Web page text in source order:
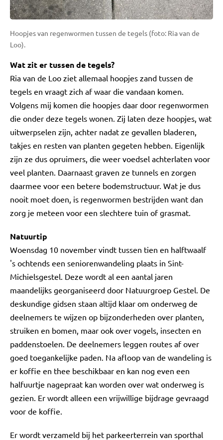
Hoopjes van regenwormen tussen de tegels (foto: Ria van de
Loo).
Wat zit er tussen de tegels?
Ria van de Loo ziet allemaal hoopjes zand tussen de
tegels en vraagt zich af waar die vandaan komen.
Volgens mij komen die hoopjes daar door regenwormen
die onder deze tegels wonen. Zij laten deze hoopjes, wat
uitwerpselen zijn, achter nadat ze gevallen bladeren,
takjes en resten van planten gegeten hebben. Eigenlijk
zijn ze dus opruimers, die weer voedsel achterlaten voor
veel planten. Daarnaast graven ze tunnels en zorgen
daarmee voor een betere bodemstructuur. Wat je dus
nooit moet doen, is regenwormen bestrijden want dan
zorg je meteen voor een slechtere tuin of grasmat.
Natuurtip
Woensdag 10 november vindt tussen tien en halftwaalf
's ochtends een seniorenwandeling plaats in Sint-
Michielsgestel. Deze wordt al een aantal jaren
maandelijks georganiseerd door Natuurgroep Gestel. De
deskundige gidsen staan altijd klaar om onderweg de
deelnemers te wijzen op bijzonderheden over planten,
struiken en bomen, maar ook over vogels, insecten en
paddenstoelen. De deelnemers leggen routes af over
goed toegankelijke paden. Na afloop van de wandeling is
er koffie en thee beschikbaar en kan nog even een
halfuurtje nagepraat kan worden over wat onderweg is
gezien. Er wordt alleen een vrijwillige bijdrage gevraagd
voor de koffie.
Er wordt verzameld bij het parkeerterrein van sporthal